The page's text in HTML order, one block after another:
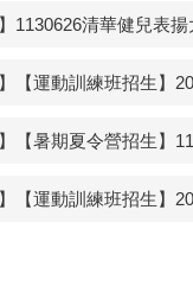
】1130626清華健兒表